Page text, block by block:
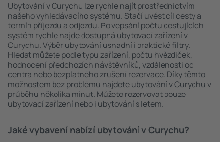
Ubytování v Curychu lze rychle najít prostřednictvím
našeho vyhledávacího systému. Stačí uvést cíl cesty a
termín příjezdu a odjezdu. Po vepsání počtu cestujících
systém rychle najde dostupná ubytovací zařízení v
Curychu. Výběr ubytování usnadní i praktické filtry.
Hledat můžete podle typu zařízení, počtu hvězdiček,
hodnocení předchozích návštěvníků, vzdálenosti od
centra nebo bezplatného zrušení rezervace. Díky těmto
možnostem bez problému najdete ubytování v Curychu v
průběhu několika minut. Můžete rezervovat pouze
ubytovací zařízení nebo i ubytování s letem.
Jaké vybavení nabízí ubytování v Curychu?